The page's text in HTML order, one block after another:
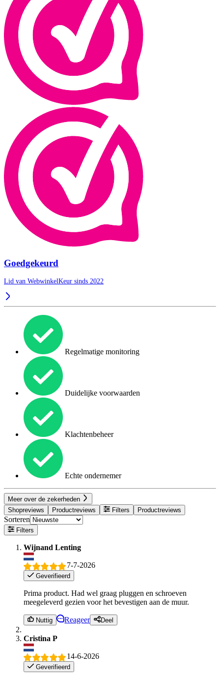
Goedgekeurd
Lid van WebwinkelKeur sinds 2022
Regelmatige monitoring
Duidelijke voorwaarden
Klachtenbeheer
Echte ondernemer
Meer over de zekerheden
Shopreviews
Productreviews Filters Productreviews
Sorteren
Filters
Wijnand Lenting
7-7-2026
Geverifieerd
Prima product. Had wel graag pluggen en schroeven
meegeleverd gezien voor het bevestigen aan de muur.
Nuttig Reageer Deel
Cristina P
14-6-2026
Geverifieerd